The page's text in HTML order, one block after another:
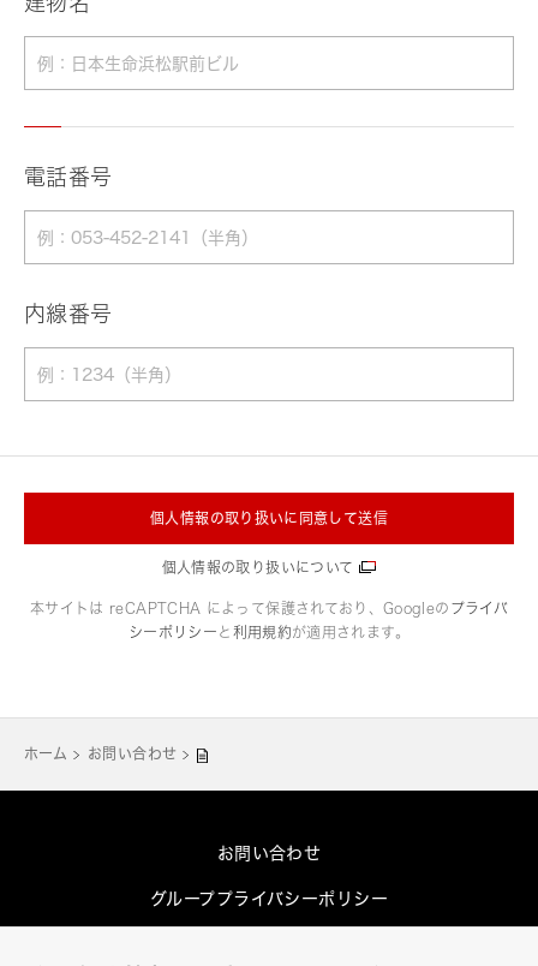
電話番号
内線番号
個人情報の取り扱いに同意して送信
個人情報の取り扱いについて
本サイトは reCAPTCHA によって保護されており、Googleの プライバ
シーポリシー と 利用規約が適用されます。
ホーム お問い合わせ
お問い合わせ
グループプライバシーポリシー